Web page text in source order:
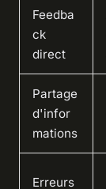
Feedba
ck
direct
Partage
d'infor
mations
Erreurs